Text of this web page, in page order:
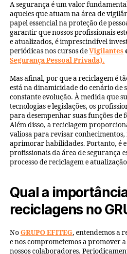
A segurança é um valor
aqueles que atuam na área de
papel essencial na proteção de
garantir que nossos profissionais
e atualizados, é imprescindível
periódicas nos cursos deVigilantes
Segurança Pessoal Privada).
Mas afinal, por que a reciclagem é
está na dinamicidade do cenário de
constante evolução. À medida que
tecnologias e legislações, os
para desempenhar suas funções de
Além disso, a reciclagem
valiosa para revisar
aprimorar habilidades. Portanto, é
profissionais da área de segurança
processo de reciclagem e
Qual a
reciclagens no
NoGRUPO EFITEG, entendemos a
e nos comprometemos a promover
nossos colaboradores.